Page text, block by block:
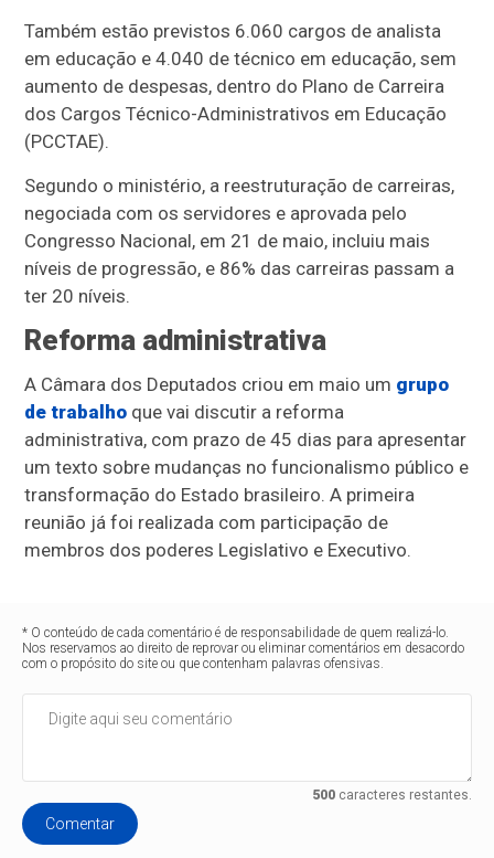
Também estão previstos 6.060 cargos de analista
em educação e 4.040 de técnico em educação, sem
aumento de despesas, dentro do Plano de Carreira
dos Cargos Técnico-Administrativos em Educação
(PCCTAE).
Segundo o ministério, a reestruturação de carreiras,
negociada com os servidores e aprovada pelo
Congresso Nacional, em 21 de maio, incluiu mais
níveis de progressão, e 86% das carreiras passam a
ter 20 níveis.
Reforma administrativa
A Câmara dos Deputados criou em maio um grupo
de trabalho que vai discutir a reforma
administrativa, com prazo de 45 dias para apresentar
um texto sobre mudanças no funcionalismo público e
transformação do Estado brasileiro. A primeira
reunião já foi realizada com participação de
membros dos poderes Legislativo e Executivo.
* O conteúdo de cada comentário é de responsabilidade de quem realizá-lo.
Nos reservamos ao direito de reprovar ou eliminar comentários em desacordo
com o propósito do site ou que contenham palavras ofensivas.
500caracteres restantes.
Comentar